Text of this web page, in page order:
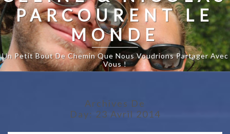
PARCOURENT LE
MONDE
Un Petit Bout De Chemin Que Nous Voudrions Partager Avec
Vous !
Archives De
Day: 23 Avril 2014